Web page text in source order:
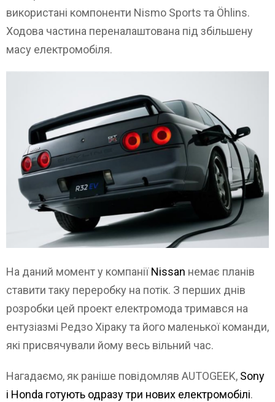
використані компоненти Nismo Sports та Öhlins.
Ходова частина переналаштована під збільшену
масу електромобіля.
На даний момент у компаніїNissan немає планів
ставити таку переробку на потік. З перших днів
розробки цей проект електромода тримався на
ентузіазмі Редзо Хіраку та його маленької команди,
які присвячували йому весь вільний час.
Нагадаємо, як раніше повідомляв AUTOGEEK, Sony
і Honda готують одразу три нових електромобілі.